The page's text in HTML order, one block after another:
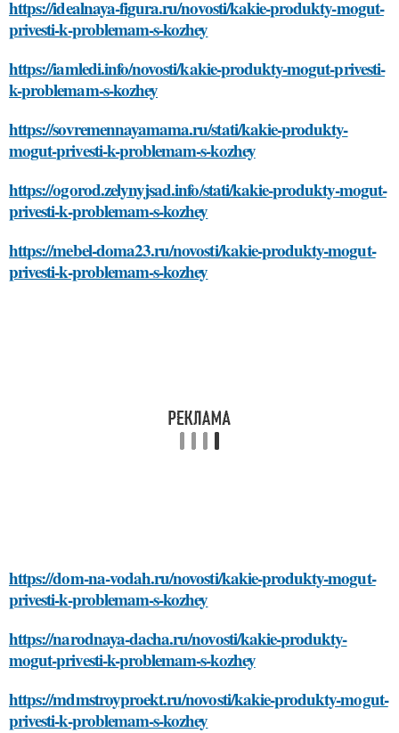
https://idealnaya-figura.ru/novosti/kakie-produkty-mogut-
privesti-k-problemam-s-kozhey
https://iamledi.info/novosti/kakie-produkty-mogut-privesti-
k-problemam-s-kozhey
https://sovremennayamama.ru/stati/kakie-produkty-
mogut-privesti-k-problemam-s-kozhey
https://ogorod.zelynyjsad.info/stati/kakie-produkty-mogut-
privesti-k-problemam-s-kozhey
https://mebel-doma23.ru/novosti/kakie-produkty-mogut-
privesti-k-problemam-s-kozhey
https://dom-na-vodah.ru/novosti/kakie-produkty-mogut-
privesti-k-problemam-s-kozhey
https://narodnaya-dacha.ru/novosti/kakie-produkty-
mogut-privesti-k-problemam-s-kozhey
https://mdmstroyproekt.ru/novosti/kakie-produkty-mogut-
privesti-k-problemam-s-kozhey